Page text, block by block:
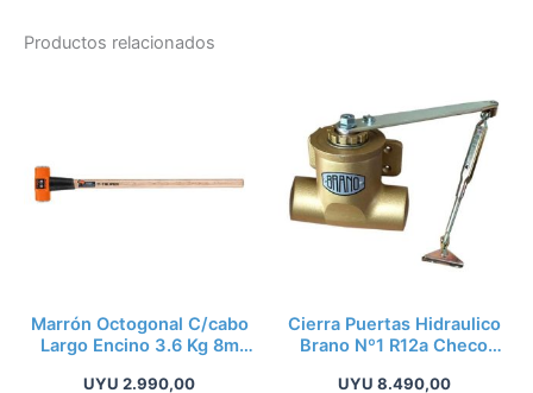
Productos relacionados
Marrón Octogonal C/cabo
Largo Encino 3.6 Kg 8m
UYU 2.990,00
Cierra Puertas Hidraulico
Brano Nº1 R12a Checo
UYU 8.490,00